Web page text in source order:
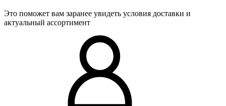
Это поможет вам заранее увидеть условия доставки и
актуальный ассортимент